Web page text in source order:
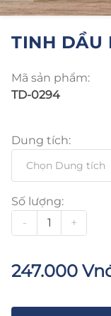
TINH DẦU
Mã sản phẩm:
TD-0294
Dung tích:
Số lượng:
-
+
247.000